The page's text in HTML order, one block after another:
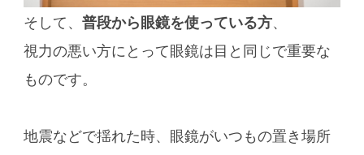
そして、 普段から眼鏡を使っている方、
視力の悪い方にとって眼鏡は目と同じで重要な
ものです。
地震などで揺れた時、眼鏡がいつもの置き場所